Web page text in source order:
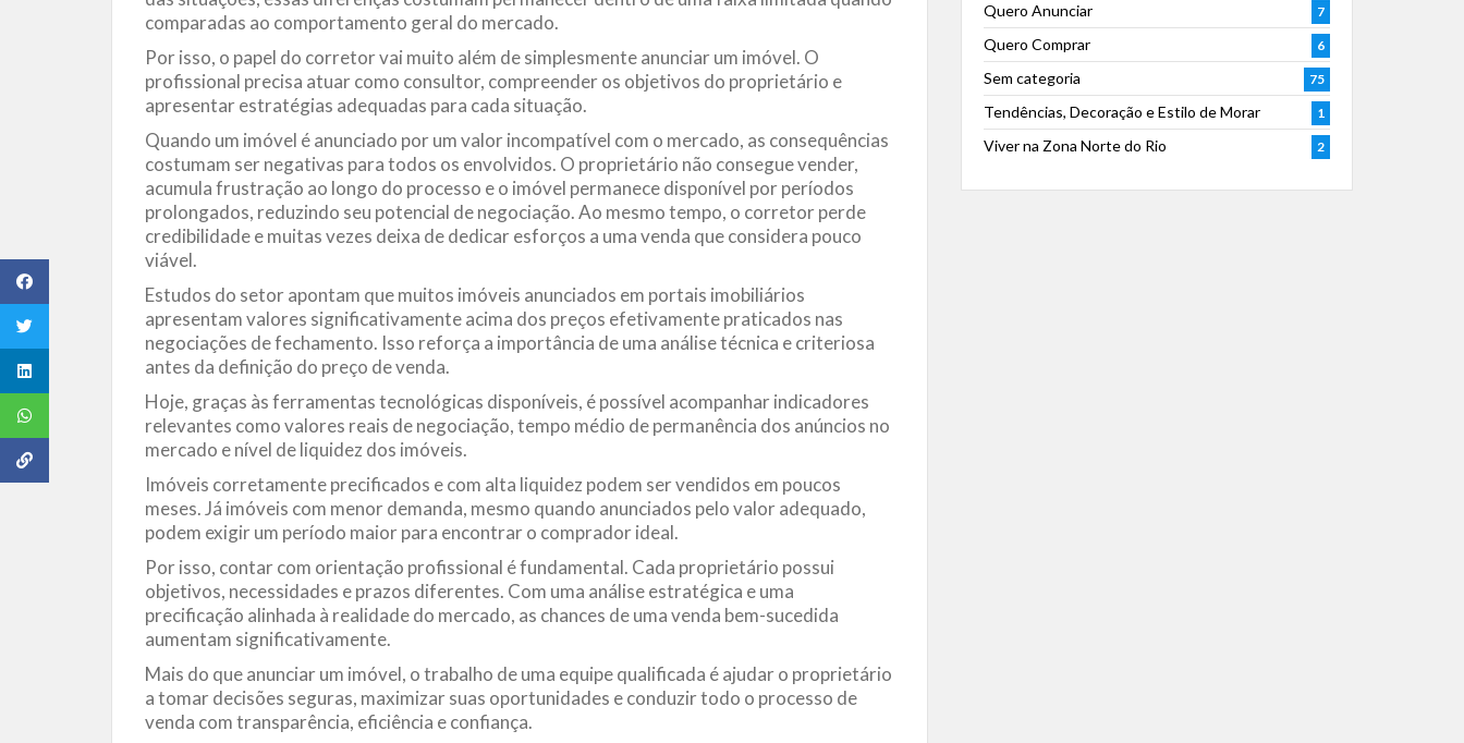
comparadas ao comportamento geral do mercado.
Por isso, o papel do corretor vai muito além de simplesmente anunciar um imóvel. O
profissional precisa atuar como consultor, compreender os objetivos do proprietário e
apresentar estratégias adequadas para cada situação.
Quando um imóvel é anunciado por um valor incompatível com o mercado, as consequências
costumam ser negativas para todos os envolvidos. O proprietário não consegue vender,
acumula frustração ao longo do processo e o imóvel permanece disponível por períodos
prolongados, reduzindo seu potencial de negociação. Ao mesmo tempo, o corretor perde
credibilidade e muitas vezes deixa de dedicar esforços a uma venda que considera pouco
viável.
Estudos do setor apontam que muitos imóveis anunciados em portais imobiliários
apresentam valores significativamente acima dos preços efetivamente praticados nas
negociações de fechamento. Isso reforça a importância de uma análise técnica e criteriosa
antes da definição do preço de venda.
Hoje, graças às ferramentas tecnológicas disponíveis, é possível acompanhar indicadores
relevantes como valores reais de negociação, tempo médio de permanência dos anúncios no
mercado e nível de liquidez dos imóveis.
Imóveis corretamente precificados e com alta liquidez podem ser vendidos em poucos
meses. Já imóveis com menor demanda, mesmo quando anunciados pelo valor adequado,
podem exigir um período maior para encontrar o comprador ideal.
Por isso, contar com orientação profissional é fundamental. Cada proprietário possui
objetivos, necessidades e prazos diferentes. Com uma análise estratégica e uma
precificação alinhada à realidade do mercado, as chances de uma venda bem-sucedida
aumentam significativamente.
Mais do que anunciar um imóvel, o trabalho de uma equipe qualificada é ajudar o proprietário
a tomar decisões seguras, maximizar suas oportunidades e conduzir todo o processo de
venda com transparência, eficiência e confiança.
Quero Anunciar 7
Quero Comprar 6
Sem categoria 75
Tendências, Decoração e Estilo de Morar 1
Viver na Zona Norte do Rio 2